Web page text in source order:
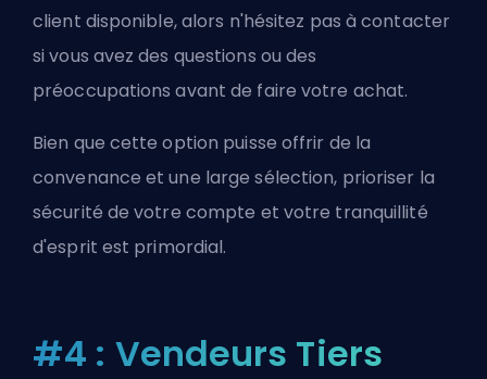
client disponible, alors n'hésitez pas à contacter
si vous avez des questions ou des
préoccupations avant de faire votre achat.
Bien que cette option puisse offrir de la
convenance et une large sélection, prioriser la
sécurité de votre compte et votre tranquillité
d'esprit est primordial.
#4 : Vendeurs Tiers